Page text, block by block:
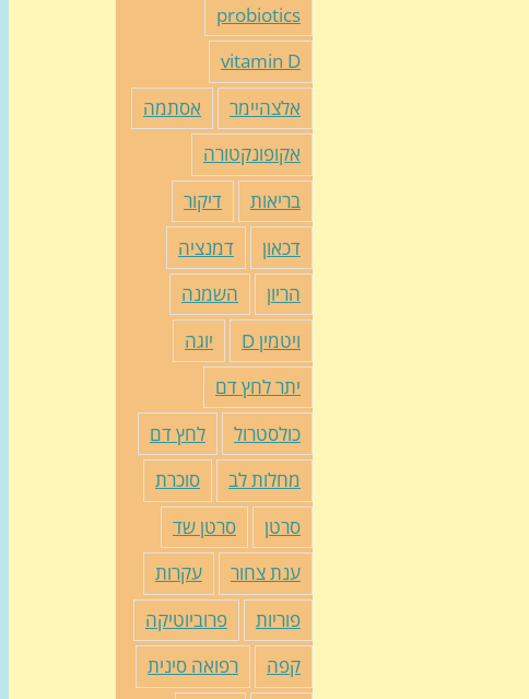
probiotics
vitamin D
אלצהיימר
אסתמה
אקופונקטורה
בריאות
דיקור
דכאון
דמנציה
הריון
השמנה
ויטמין D
יוגה
יתר לחץ דם
כולסטרול
לחץ דם
מחלות לב
סוכרת
סרטן
סרטן שד
ענת צחור
עקרות
פוריות
פרוביוטיקה
קפה
רפואה סינית